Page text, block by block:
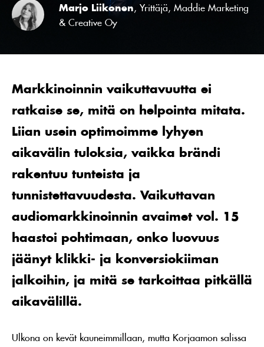
Marjo Liikonen, Yrittäjä, Maddie Marketing
& Creative Oy
Markkinoinnin vaikuttavuutta ei
ratkaise se, mitä on helpointa mitata.
Liian usein optimoimme lyhyen
aikavälin tuloksia, vaikka brändi
rakentuu tunteista ja
tunnistettavuudesta. Vaikuttavan
audiomarkkinoinnin avaimet vol. 15
haastoi pohtimaan, onko luovuus
jäänyt klikki- ja konversiokiiman
jalkoihin, ja mitä se tarkoittaa pitkällä
aikavälillä.
Ulkona on kevät kauneimmillaan, mutta Korjaamon salissa